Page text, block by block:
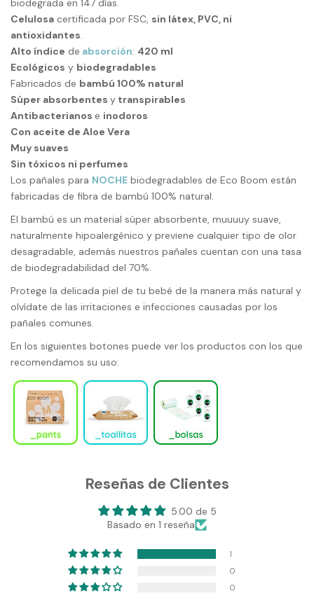
Celulosa certificada por FSC, sin látex, PVC, ni
antioxidantes
Alto índice de absorción: 420 ml
Ecológicos y biodegradables
Fabricados de bambú 100% natural
Súper absorbentes y transpirables
Antibacterianos e inodoros
Con aceite de Aloe Vera
Muy suaves
Sin tóxicos ni perfumes
Los pañales para NOCHE biodegradables de Eco Boom están
fabricadas de fibra de bambú 100% natural.
El bambú es un material súper absorbente, muuuuy suave,
naturalmente hipoalergénico y previene cualquier tipo de olor
desagradable, además nuestros pañales cuentan con una tasa
de biodegradabilidad del 70%.
Protege la delicada piel de tu bebé de la manera más natural y
olvídate de las irritaciones e infecciones causadas por los
pañales comunes.
En los siguientes botones puede ver los productos con los que
recomendamos su uso:
Reseñas de Clientes
5.00 de 5
Basado en 1 reseña
1
0
0